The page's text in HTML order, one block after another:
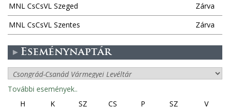
MNL CsCsVL Szeged
Zárva
MNL CsCsVL Szentes
Zárva
Eseménynaptár
További események..
H
K SZ CS P SZ
V